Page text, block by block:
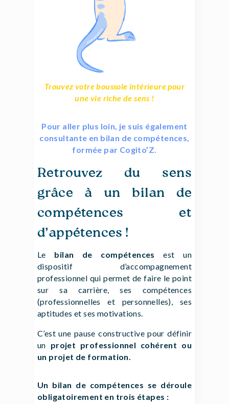
Trouvez votre boussole intérieure pour
une vie riche de sens !
Pour aller plus loin, je suis également
consultante en bilan de compétences,
formée par Cogito’Z.
Retrouvez du sens
grâce à un bilan de
compétences et
d’appétences !
Le bilan de compétences est un
dispositif d’accompagnement
professionnel qui permet de faire le point
sur sa carrière, ses compétences
(professionnelles et personnelles), ses
aptitudes et ses motivations.
C’est une pause constructive pour définir
un projet professionnel cohérent ou
un projet de formation.
Un bilan de compétences se déroule
obligatoirement en trois étapes :